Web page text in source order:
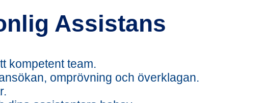
Assistans
kompetent team.
omprövning och överklagan.